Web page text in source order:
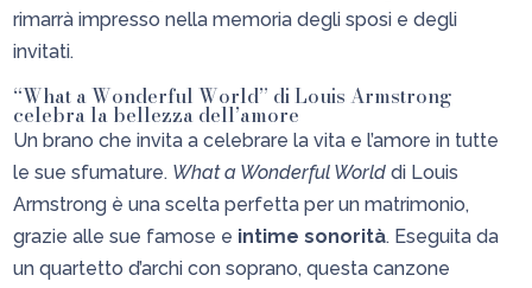
rimarrà impresso nella memoria degli sposi e degli
invitati.
“What a Wonderful World” di Louis Armstrong
celebra la bellezza dell’amore
Un brano che invita a celebrare la vita e l’amore in tutte
le sue sfumature. What a Wonderful World di Louis
Armstrong è una scelta perfetta per un matrimonio,
grazie alle sue famose e intime sonorità. Eseguita da
un quartetto d’archi con soprano, questa canzone